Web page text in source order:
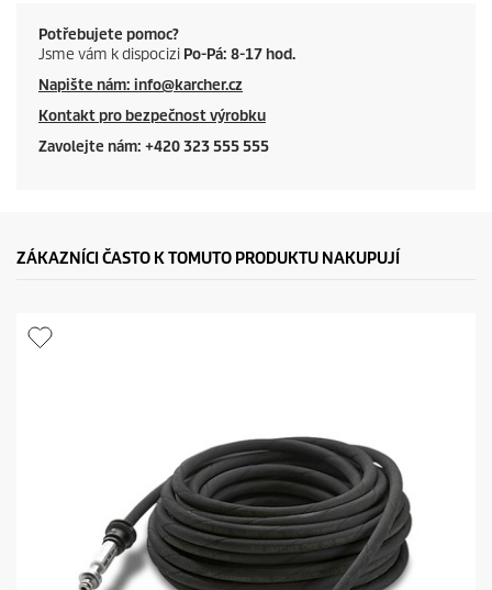
Potřebujete pomoc?
Jsme vám k dispocizi Po-Pá: 8-17 hod.
Napište nám: info@karcher.cz
Kontakt pro bezpečnost výrobku
Zavolejte nám: +420 323 555 555
ZÁKAZNÍCI ČASTO K TOMUTO PRODUKTU NAKUPUJÍ